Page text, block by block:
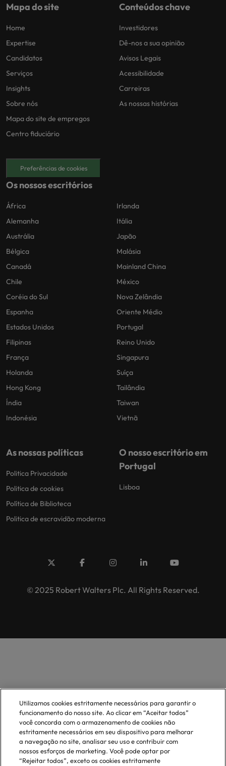
Mapa do site
Home
Expertise
Candidatos
Serviços
Insights
Sobre nós
Mapa do site de empregos
Centro fiduciário
Conteúdos chave
Investidores
Dê-nos a sua opinião
Avisos Legais
Acessibilidade
Carreiras
As nossas histórias
Preferências de cookies
Os nossos escritórios
África
Alemanha
Austrália
Bélgica
Canadá
Chile
Coréia do Sul
Espanha
Estados Unidos
Filipinas
França
Holanda
Hong Kong
Índia
Indonésia
Irlanda
Itália
Japão
Malásia
Mainland China
México
Nova Zelândia
Oriente Médio
Portugal
Reino Unido
Singapura
Suíça
Tailândia
Taiwan
Vietnã
As nossas políticas
Politica Privacidade
Politica de cookies
Política de Biblioteca
Politica de escravidão moderna
O nosso escritório em
Portugal
Lisboa
© 2025 Robert Walters Plc. All Rights Reserved.
Utilizamos cookies estritamente necessários para garantir o
funcionamento do nosso site. Ao clicar em “Aceitar todos”
você concorda com o armazenamento de cookies não
estritamente necessários em seu dispositivo para melhorar
a navegação no site, analisar seu uso e contribuir com
nossos esforços de marketing. Você pode optar por
“Rejeitar todos”, exceto os cookies estritamente